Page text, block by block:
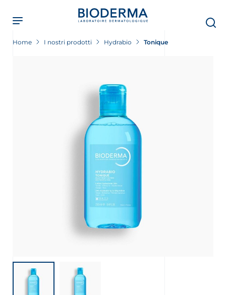
main
content
Home I nostri prodotti Hydrabio Tonique